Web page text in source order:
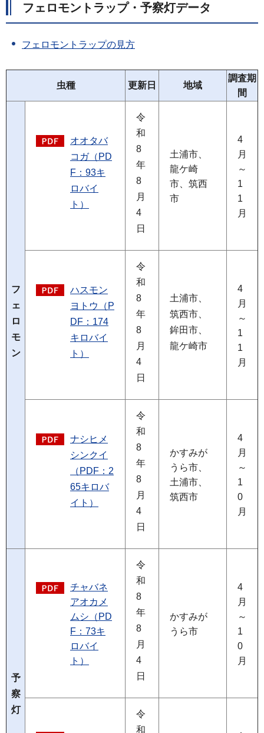
フェロモントラップ・予察灯データ
フェロモントラップの見方
虫種 更新日 地域
調査期
間
フ
ェ
ロ
モ
ン
オオタバ
コガ（PD
F：93キ
ロバイ
ト）
令
和
8
年
8
月
4
日
土浦市、
龍ケ崎
市、筑西
市
4
月
～
1
1
月
ハスモン
ヨトウ（P
DF：174
キロバイ
ト）
令
和
8
年
8
月
4
日
土浦市、
筑西市、
鉾田市、
龍ケ崎市
4
月
～
1
1
月
ナシヒメ
シンクイ
（PDF：2
65キロバ
イト）
令
和
8
年
8
月
4
日
かすみが
うら市、
土浦市、
筑西市
4
月
～
1
0
月
予
察
灯
チャバネ
アオカメ
ムシ（PD
F：73キ
ロバイ
ト）
令
和
8
年
8
月
4
日
かすみが
うら市
4
月
～
1
0
月
令
和